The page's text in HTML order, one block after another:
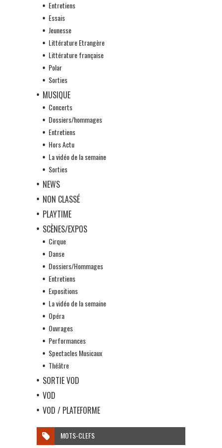
Entretiens
Essais
Jeunesse
Littérature Etrangère
Littérature française
Polar
Sorties
MUSIQUE
Concerts
Dossiers/hommages
Entretiens
Hors Actu
La vidéo de la semaine
Sorties
NEWS
NON CLASSÉ
PLAYTIME
SCÈNES/EXPOS
Cirque
Danse
Dossiers/Hommages
Entretiens
Expositions
La vidéo de la semaine
Opéra
Ouvrages
Performances
Spectacles Musicaux
Théâtre
SORTIE VOD
VOD
VOD / PLATEFORME
MOTS-CLEFS